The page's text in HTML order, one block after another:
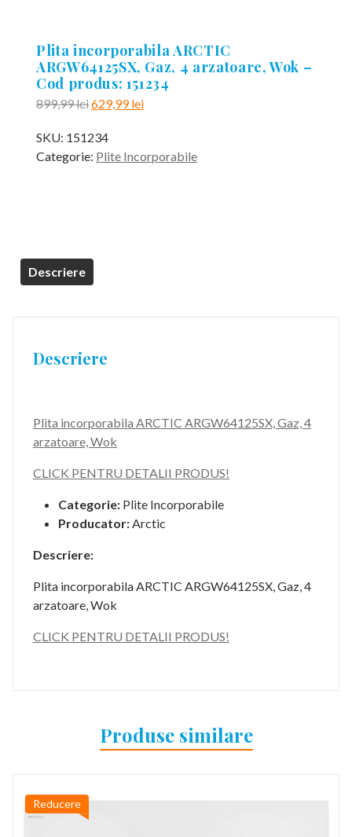
Plita incorporabila ARCTIC
ARGW64125SX, Gaz, 4 arzatoare, Wok –
Cod produs: 151234
899,99leiPrețul
a
fost:
629,99leiPrețul
629,99 lei.
SKU: 151234
Categorie: Plite Incorporabile
Descriere
Descriere
Plita incorporabila ARCTIC ARGW64125SX, Gaz, 4
arzatoare, Wok
CLICK PENTRU DETALII PRODUS!
Categorie: Plite Incorporabile
Producator:Arctic
Descriere:
Plita incorporabila ARCTIC ARGW64125SX, Gaz, 4
arzatoare, Wok
CLICK PENTRU DETALII PRODUS!
Produse similare
Reducere